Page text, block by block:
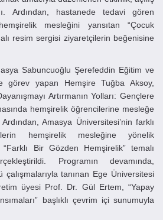
Ardından, hastanede tedavi gören
mesleğini yansıtan “Çocuk
resim sergisi ziyaretçilerin beğenisine
Sabuncuoğlu Şerefeddin Eğitim ve
görev yapan Hemşire Tuğba Aksoy,
Artırmanın Yolları: Gençlere
hemşirelik öğrencilerine mesleğe
Amasya Üniversitesi’nin farklı
hemşirelik mesleğine yönelik
“Farklı Bir Gözden Hemşirelik” temalı
Programın devamında,
çalışmalarıyla tanınan Ege Üniversitesi
üyesi Prof. Dr. Gül Ertem, “Yapay
başlıklı çevrim içi sunumuyla